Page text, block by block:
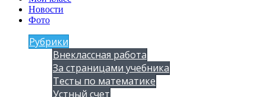
Новости
Фото
Рубрики
Внеклассная работа
За страницами учебника
Тесты по математике
Устный счет